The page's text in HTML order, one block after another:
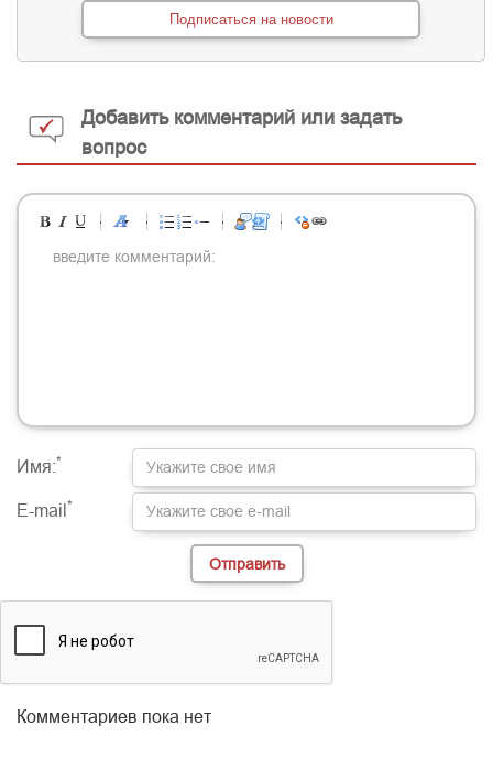
Подписаться на новости
Добавить комментарий или задать
вопрос
-
-
-
-
-
-
-
-
-
-
-
-
-
Имя:*
E-mail *
Комментариев пока нет